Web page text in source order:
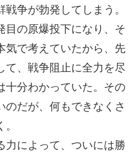
争が勃発してしまう。
目の原爆投下になり、そ
気で考えていたから、先
て、戦争阻止に全力を尽
十分わかっていた。その
だが、何もできなくさ
力によって、ついには勝